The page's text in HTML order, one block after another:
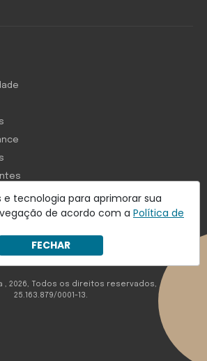
e tecnologia para aprimorar sua
de acordo com a Política de
FECHAR
Solution
, 2026, Todos os direitos reservados,
25.163.879/0001-13.